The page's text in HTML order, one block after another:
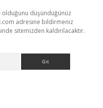
olduğunu düşündüğünüz
adresine bildirmeniz
sitemizden kaldırılacaktır.